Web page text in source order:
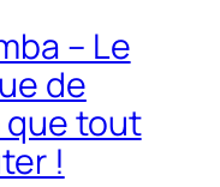
– Le
de
que tout
!